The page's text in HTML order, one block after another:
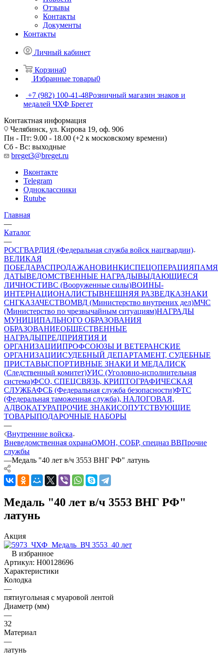
Отзывы
Контакты
Документы
Контакты
Личный кабинет
Корзина0
Избранные товары0
+7 (982) 100-41-48Розничный магазин знаков и
медалей ЧХФ Брегет
Контактная информация
Челябинск, ул. Кирова 19, оф. 906
Пн - Пт: 9.00 - 18.00 (+2 к московскому времени)
Сб - Вс: выходные
breget3@breget.ru
Вконтакте
Telegram
Одноклассники
Rutube
Главная
—
Каталог
—
РОСГВАРДИЯ (Федеральная служба войск нацгвардии)
ВЕЛИКАЯ
ПОБЕДАРАСПРОДАЖАНОВИНКИСПЕЦОПЕРАЦИЯ
ДАТЫВЕДОМСТВЕННЫЕ НАГРАДЫВЫДАЮЩИЕСЯ
ЛИЧНОСТИВС (Вооруженные силы)ВОИНЫ-
ИНТЕРНАЦИОНАЛИСТЫВНЕШНЯЯ РАЗВЕДКАЗНАКИ
СНГКАЗАЧЕСТВОМВД (Министерство внутрених дел)МЧС
(Министерство по чрезвычайным ситуациям)НАГРАДЫ
МУНИЦИПАЛЬНОГО ОБРАЗОВАНИЯ
ОБРАЗОВАНИЕОБЩЕСТВЕННЫЕ
НАГРАДЫПРЕДПРИЯТИЯ И
ОРГАНИЗАЦИИПРОФСОЮЗЫ И ВЕТЕРАНСКИЕ
ОРГАНИЗАЦИИСУДЕБНЫЙ ДЕПАРТАМЕНТ, СУДЕБНЫЕ
ПРИСТАВЫСПОРТИВНЫЕ ЗНАКИ И МЕДАЛИСК
(Следственный комитет)УИС (Уголовно-исполнительная
система)ФСО, СПЕЦСВЯЗЬ, КРИПТОГРАФИЧЕСКАЯ
СЛУЖБАФСБ (Федеральная служба безопасности)ФТС
(Федеральная таможенная служба), НАЛОГОВАЯ,
АДВОКАТУРАПРОЧИЕ ЗНАКИСОПУТСТВУЮЩИЕ
ТОВАРЫПОДАРОЧНЫЕ НАБОРЫ
—
Внутренние войска
Вневедомственная охранаОМОН, СОБР, спецназ ВВПрочие
службы
—Медаль "40 лет в/ч 3553 ВНГ РФ" латунь
Медаль "40 лет в/ч 3553 ВНГ РФ"
латунь
Акция
В избранное
Артикул: Н00128696
Характеристики
Колодка
—
пятиугольная с муаровой лентой
Диаметр (мм)
—
32
Материал
—
латунь